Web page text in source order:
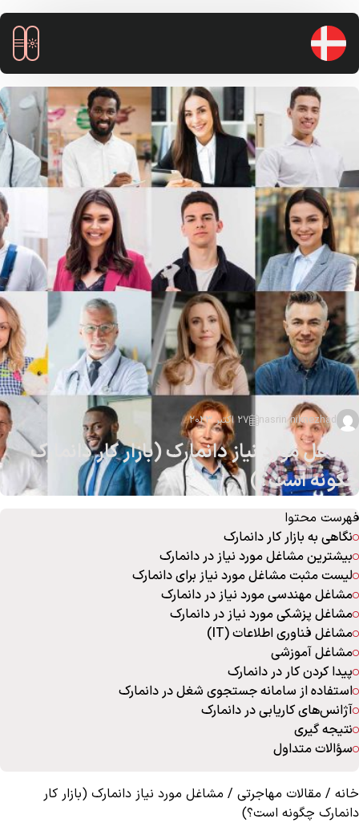
nasrin niknezhad 27 اکتبر 2023
مشاغل مورد نیاز دانمارک (بازار کار دانمارک
چگونه است؟)
فهرست محتوا
نگاهی به بازار کار دانمارک
بیشترین مشاغل مورد نیاز در دانمارک
لیست مثبت مشاغل مورد نیاز برای دانمارک
مشاغل مهندسی مورد نیاز در دانمارک
مشاغل پزشکی مورد نیاز در دانمارک
مشاغل فناوری اطلاعات (IT)
مشاغل آموزشی
پیدا کردن کار در دانمارک
استفاده از سامانه جستجوی شغل در دانمارک
آژانس‌های کاریابی در دانمارک
نتیجه‌ گیری
سؤالات متداول
خانه / مقالات مهاجرتی / مشاغل مورد نیاز دانمارک (بازار کار
دانمارک چگونه است؟)